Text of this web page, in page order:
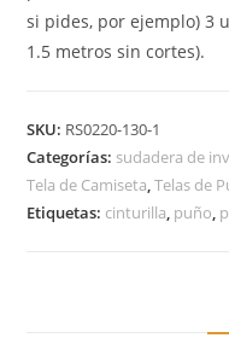
si pides, por ejemplo) 3
1.5 metros sin cortes).
SKU: RS0220-130-1
Categorías: sudadera de
Tela de Camiseta,Telas de
Etiquetas: cinturilla, puño,